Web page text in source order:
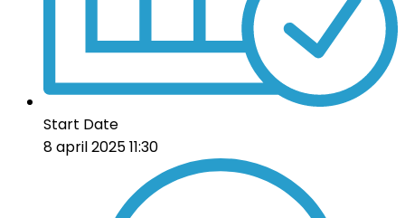
Start Date
8 april 2025 11:30